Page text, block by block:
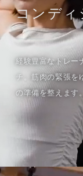
コンデ
経験豊富なトレー
チ。筋肉の緊張を
の準備を整えます。